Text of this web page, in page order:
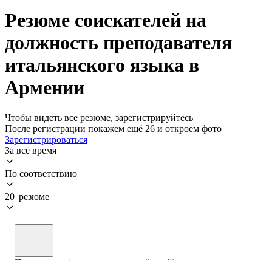
Резюме соискателей на
должность преподавателя
итальянского языка в
Армении
Чтобы видеть все резюме, зарегистрируйтесь
После регистрации покажем ещё 26 и откроем фото
Зарегистрироваться
За всё время
По соответствию
20 резюме